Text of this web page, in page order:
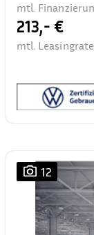
mtl.
213,- €
mtl.
12